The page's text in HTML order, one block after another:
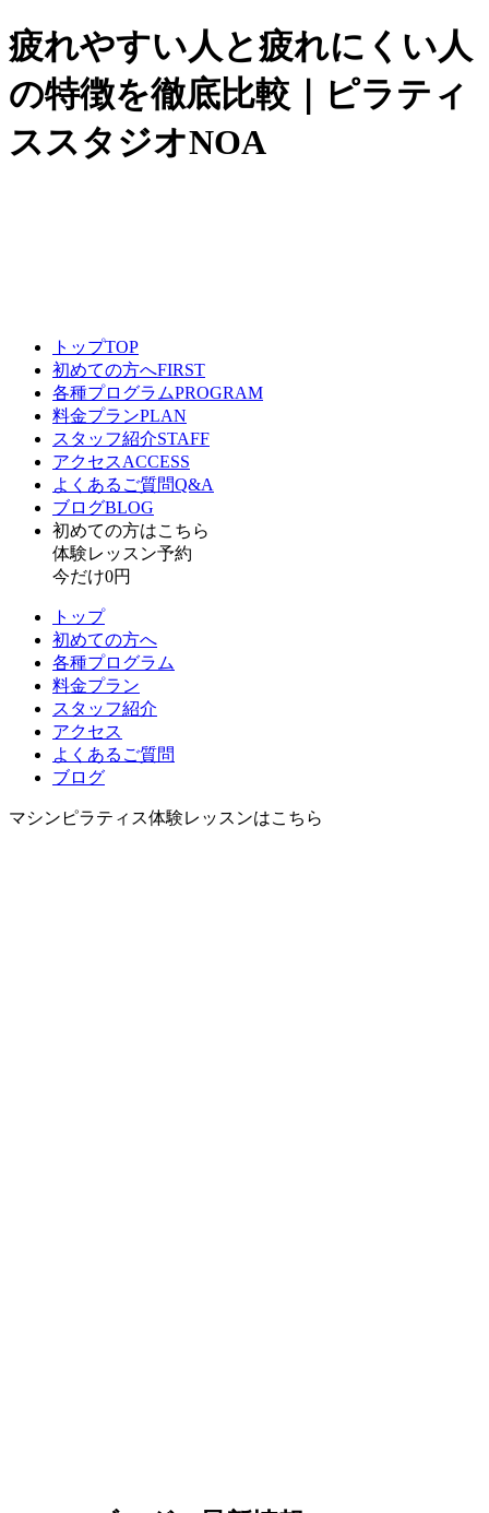
疲れやすい人と疲れにくい人
の特徴を徹底比較｜ピラティ
ススタジオNOA
トップTOP
初めての方へFIRST
各種プログラムPROGRAM
料金プランPLAN
スタッフ紹介STAFF
アクセスACCESS
よくあるご質問Q&A
ブログBLOG
初めての方はこちら​
体験レッスン予約
今だけ0円
トップ
初めての方へ
各種プログラム
料金プラン
スタッフ紹介
アクセス
よくあるご質問
ブログ
マシンピラティス体験レッスンはこちら